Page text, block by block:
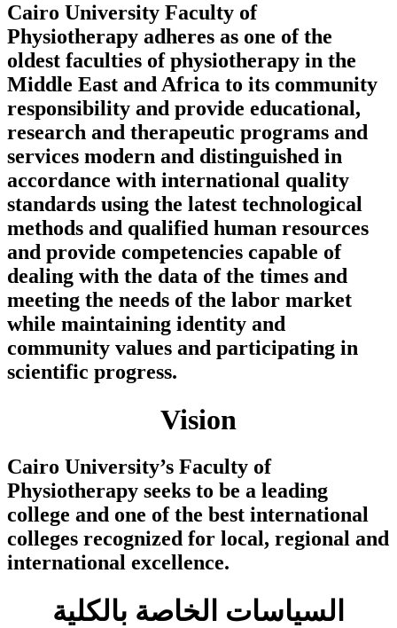
Cairo University Faculty of
Physiotherapy adheres as one of the
oldest faculties of physiotherapy in the
Middle East and Africa to its community
responsibility and provide educational,
research and therapeutic programs and
services modern and distinguished in
accordance with international quality
standards using the latest technological
methods and qualified human resources
and provide competencies capable of
dealing with the data of the times and
meeting the needs of the labor market
while maintaining identity and
community values and participating in
scientific progress.
Vision
Cairo University’s Faculty of
Physiotherapy seeks to be a leading
college and one of the best international
colleges recognized for local, regional and
international excellence.
السياسات الخاصة بالكلية